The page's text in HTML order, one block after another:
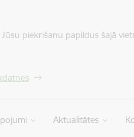
piekrišanu papildus šajā
Aktualitātes